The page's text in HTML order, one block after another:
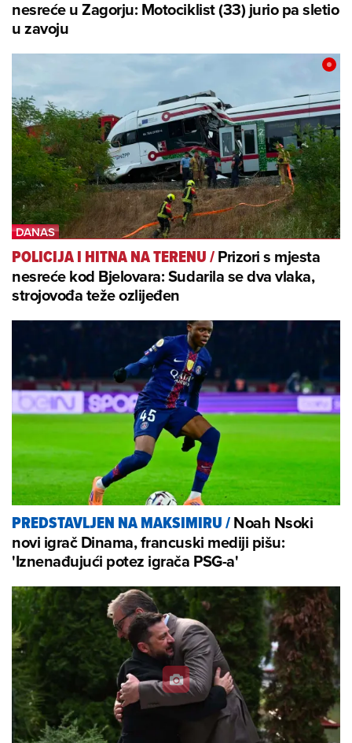
nesreće u Zagorju: Motociklist (33) jurio pa sletio
u zavoju
POLICIJA I HITNA NA TERENU/Prizori s mjesta
nesreće kod Bjelovara: Sudarila se dva vlaka,
strojovođa teže ozlijeđen
PREDSTAVLJEN NA MAKSIMIRU/Noah Nsoki
novi igrač Dinama, francuski mediji pišu:
'Iznenađujući potez igrača PSG-a'